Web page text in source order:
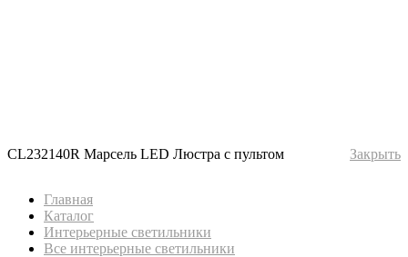
CL232140R Марсель LED Люстра с пультом Закрыть
Главная
Каталог
Интерьерные светильники
Все интерьерные светильники